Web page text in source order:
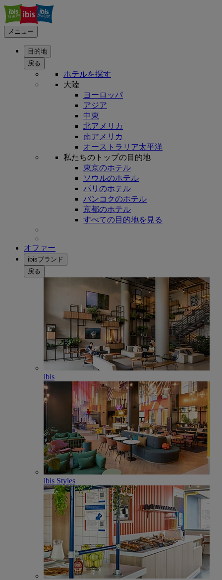
メニュー
目的地
戻る
ホテルを探す
大陸
ヨーロッパ
アジア
中東
北アメリカ
南アメリカ
オーストラリア太平洋
私たちのトップの目的地
東京のホテル
ソウルのホテル
パリのホテル
バンコクのホテル
京都のホテル
すべての目的地を見る
オファー
ibisブランド
戻る
ibis
ibis Styles